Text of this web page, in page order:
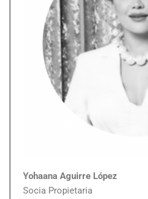
Yohaana Aguirre López
Socia Propietaria